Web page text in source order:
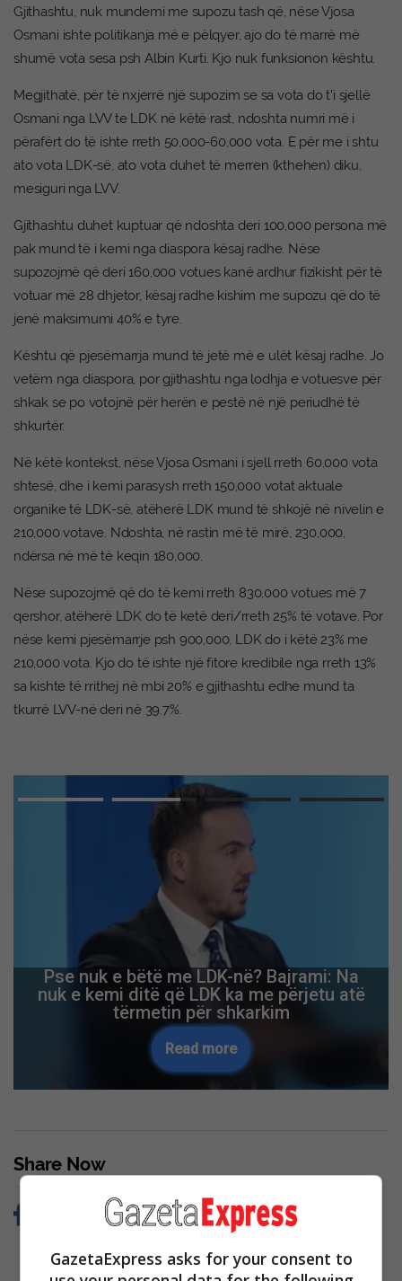
Gjithashtu, nuk mundemi me supozu tash që, nëse Vjosa
Osmani ishte politikanja më e pëlqyer, ajo do të marrë më
shumë vota sesa psh Albin Kurti. Kjo nuk funksionon kështu.
Megjithatë, për të nxjerrë një supozim se sa vota do t’i sjellë
Osmani nga LVV te LDK në këtë rast, ndoshta numri më i
përafërt do të ishte rreth 50,000-60,000 vota. E për me i shtu
ato vota LDK-së, ato vota duhet të merren (kthehen) diku,
mesiguri nga LVV.
Gjithashtu duhet kuptuar që ndoshta deri 100,000 persona më
pak mund të i kemi nga diaspora kësaj radhe. Nëse
supozojmë që deri 160,000 votues kanë ardhur fizikisht për të
votuar më 28 dhjetor, kësaj radhe kishim me supozu që do të
jenë maksimumi 40% e tyre.
Kështu që pjesëmarrja mund të jetë më e ulët kësaj radhe. Jo
vetëm nga diaspora, por gjithashtu nga lodhja e votuesve për
shkak se po votojnë për herën e pestë në një periudhë të
shkurtër.
Në këtë kontekst, nëse Vjosa Osmani i sjell rreth 60,000 vota
shtesë, dhe i kemi parasysh rreth 150,000 votat aktuale
organike të LDK-së, atëherë LDK mund të shkojë në nivelin e
210,000 votave. Ndoshta, në rastin më të mirë, 230,000,
ndërsa në më të keqin 180,000.
Nëse supozojmë që do të kemi rreth 830,000 votues më 7
qershor, atëherë LDK do të ketë deri/rreth 25% të votave. Por
nëse kemi pjesëmarrje psh 900,000, LDK do i këtë 23% me
210,000 vota. Kjo do të ishte një fitore kredibile nga rreth 13%
sa kishte të rrithej në mbi 20% e gjithashtu edhe mund ta
tkurrë LVV-në deri në 39.7%.
Pse nuk e bëtë me LDK-në? Bajrami: Na
nuk e kemi ditë që LDK ka me përjetu atë
tërmetin për shkarkim
Read more
Share Now
GazetaExpress asks for your consent to